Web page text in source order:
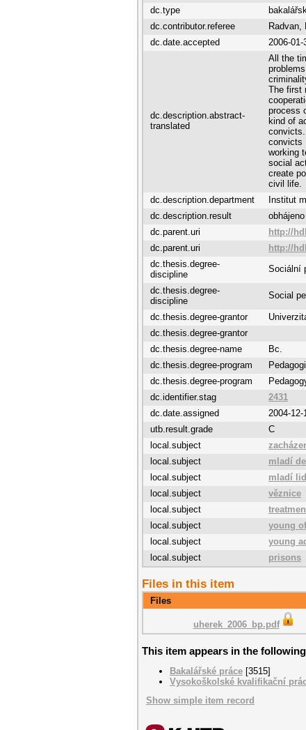
dc.type
dc.contributor.referee
Radvan,
dc.date.accepted
2006-01-
dc.description.abstract-
translated
All the
The first
process
kind of
convicts
working
social
create
civil life.
dc.description.department Institut
dc.description.result
obhájeno
dc.parent.uri
http://
dc.parent.uri
http://
dc.thesis.degree-
discipline
Sociální
dc.thesis.degree-
discipline
Social
dc.thesis.degree-grantor
dc.thesis.degree-grantor
dc.thesis.degree-name
Bc.
dc.thesis.degree-program
dc.thesis.degree-program
dc.identifier.stag
2431
dc.date.assigned
2004-12-
utb.result.grade
C
local.subject
local.subject
mladí
local.subject
mladí
local.subject
věznice
local.subject
local.subject
young
local.subject
young
local.subject
prisons
Files in this item
Files
uherek_2006_bp.pdf
This item appears in the
Bakalářské práce [3515]
Vysokoškolské kvalifikační
Show simple item record